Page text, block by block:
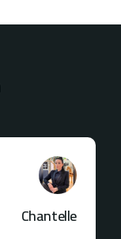
Chantelle